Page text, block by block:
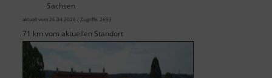
Sachsen
aktuell vom 26.04.2026 / Zugriffe: 2693
71 km vom aktuellen Standort